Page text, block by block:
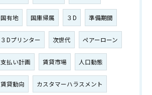
国有地 国庫帰属 ３D 準備期間
３Dプリンター 次世代 ペアーローン
支払い計画 賃貸市場 人口動態
賃貸動向 カスタマーハラスメント